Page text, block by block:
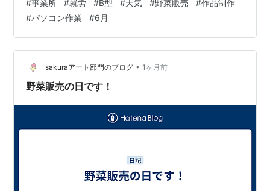
仕事しています。 気がつけば、6月も残りわずかとなり
ました。 今週は普段の日よりも暖かくなるみたいです。
こまめな水分補給や休憩を忘れずにお過ごしください。
皆さん、朗らかで楽しいことでいっぱいの毎日を過ごし
ていきましょうね！
#事業所 #就労 #B型 #天気 #野菜販売 #作品制作
#パソコン作業 #6月
sakuraアート部門のブログ • 1ヶ月前
野菜販売の日です！